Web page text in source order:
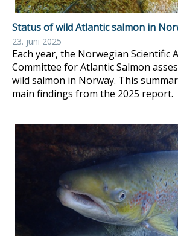
Status of wild Atlantic salmon in
23. juni 2025
Each year, the Norwegian Scientific
Committee for Atlantic Salmon
wild salmon in Norway. This
main findings from the 2025 report.